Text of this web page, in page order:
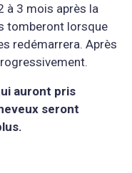
à 3 mois après la
tomberont lorsque
redémarrera. Après
auront pris
seront